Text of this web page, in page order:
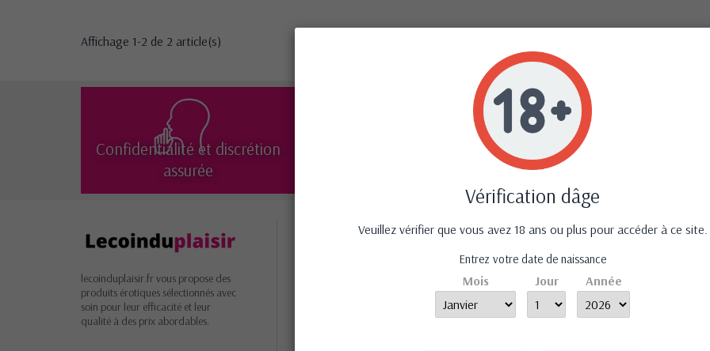
Affichage 1-2 de 2 article(s)
Confidentialité et discrétion
assurée
Livraison offerte dés 50 €
lecoinduplaisir.fr vous propose des
produits érotiques sélectionnés avec
soin pour leur efficacité et leur
qualité à des prix abordables.
Informations Nos produits
Promotions
Nouveautés
Meilleures ventes
Nos marques
Notre
Vérification dâge
Veuillez vérifier que vous avez 18 ans ou plus pour accéder à ce site.
Entrez votre date de naissance
Mois Jour Année